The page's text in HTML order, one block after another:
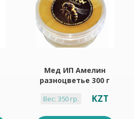
Мед ИП Амелин
разноцветье 300 г
Вес: 350 гр. KZT